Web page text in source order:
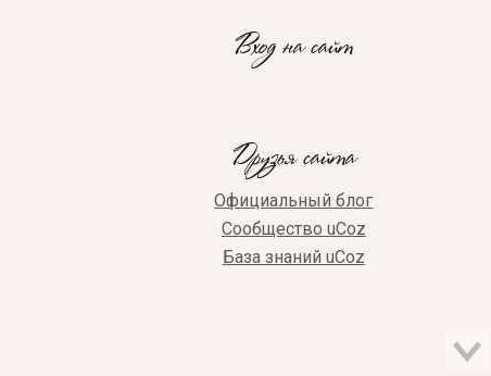
Вход на сайт
Друзья сайта
Официальный блог
Сообщество uCoz
База знаний uCoz